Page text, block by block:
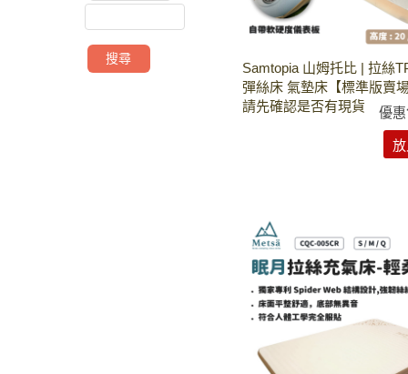
Samtopia 山姆托比 | 拉絲
彈絲床 氣墊床【標準版賣
請先確認是否有現貨
優